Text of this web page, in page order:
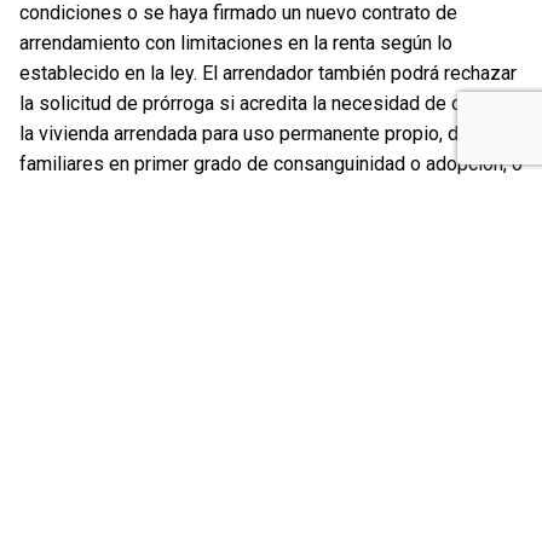
condiciones o se haya firmado un nuevo contrato de
arrendamiento con limitaciones en la renta según lo
establecido en la ley. El arrendador también podrá rechazar
la solicitud de prórroga si acredita la necesidad de ocupar
la vivienda arrendada para uso permanente propio, de sus
familiares en primer grado de consanguinidad o adopción, o